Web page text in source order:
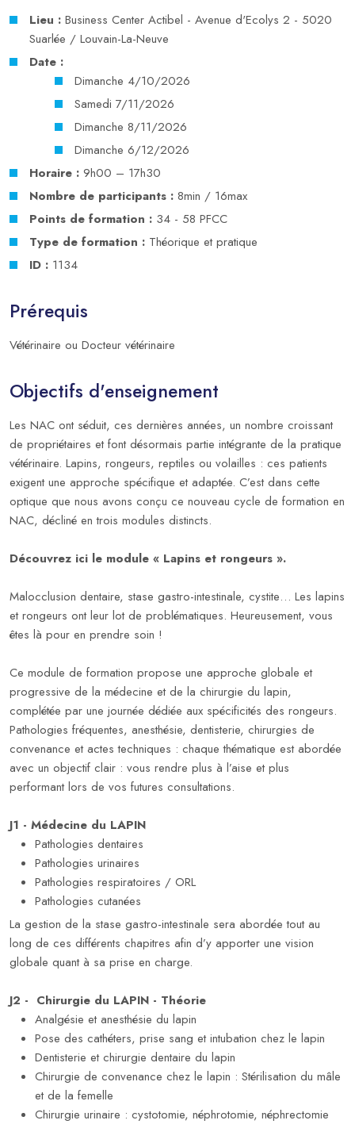
Lieu : Business Center Actibel - Avenue d'Ecolys 2 - 5020
Suarlée / Louvain-La-Neuve
Date :
Dimanche 4/10/2026
Samedi 7/11/2026
Dimanche 8/11/2026
Dimanche 6/12/2026
Horaire : 9h00 – 17h30
Nombre de participants : 8min / 16max
Points de formation : 34 - 58 PFCC
Type de formation : Théorique et pratique
ID : 1134
Prérequis
Vétérinaire ou Docteur vétérinaire
Objectifs d'enseignement
Les NAC ont séduit, ces dernières années, un nombre croissant
de propriétaires et font désormais partie intégrante de la pratique
vétérinaire. Lapins, rongeurs, reptiles ou volailles : ces patients
exigent une approche spécifique et adaptée. C’est dans cette
optique que nous avons conçu ce nouveau cycle de formation en
NAC, décliné en trois modules distincts.
Découvrez ici le module « Lapins et rongeurs ».
Malocclusion dentaire, stase gastro-intestinale, cystite… Les lapins
et rongeurs ont leur lot de problématiques. Heureusement, vous
êtes là pour en prendre soin !
Ce module de formation propose une approche globale et
progressive de la médecine et de la chirurgie du lapin,
complétée par une journée dédiée aux spécificités des rongeurs.
Pathologies fréquentes, anesthésie, dentisterie, chirurgies de
convenance et actes techniques : chaque thématique est abordée
avec un objectif clair : vous rendre plus à l’aise et plus
performant lors de vos futures consultations.
J1 - Médecine du LAPIN
Pathologies dentaires
Pathologies urinaires
Pathologies respiratoires / ORL
Pathologies cutanées
La gestion de la stase gastro-intestinale sera abordée tout au
long de ces différents chapitres afin d’y apporter une vision
globale quant à sa prise en charge.
J2 - Chirurgie du LAPIN - Théorie
Analgésie et anesthésie du lapin
Pose des cathéters, prise sang et intubation chez le lapin
Dentisterie et chirurgie dentaire du lapin
Chirurgie de convenance chez le lapin : Stérilisation du mâle
et de la femelle
Chirurgie urinaire : cystotomie, néphrotomie, néphrectomie